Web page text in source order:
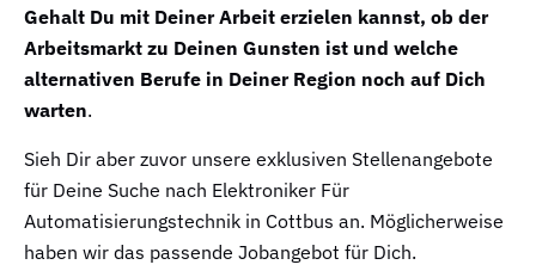
Gehalt Du mit Deiner Arbeit erzielen kannst, ob der
Arbeitsmarkt zu Deinen Gunsten ist und welche
alternativen Berufe in Deiner Region noch auf Dich
warten.
Sieh Dir aber zuvor unsere exklusiven Stellenangebote
für Deine Suche nach Elektroniker Für
Automatisierungstechnik in Cottbus an. Möglicherweise
haben wir das passende Jobangebot für Dich.